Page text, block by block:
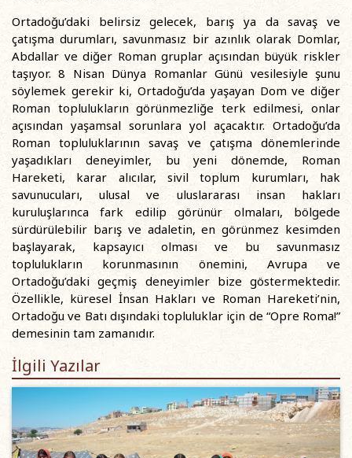
Ortadoğu’daki belirsiz gelecek, barış ya da savaş ve
çatışma durumları, savunmasız bir azınlık olarak Domlar,
Abdallar ve diğer Roman gruplar açısından büyük riskler
taşıyor. 8 Nisan Dünya Romanlar Günü vesilesiyle şunu
söylemek gerekir ki, Ortadoğu’da yaşayan Dom ve diğer
Roman toplulukların görünmezliğe terk edilmesi, onlar
açısından yaşamsal sorunlara yol açacaktır. Ortadoğu’da
Roman topluluklarının savaş ve çatışma dönemlerinde
yaşadıkları deneyimler, bu yeni dönemde, Roman
Hareketi, karar alıcılar, sivil toplum kurumları, hak
savunucuları, ulusal ve uluslararası insan hakları
kuruluşlarınca fark edilip görünür olmaları, bölgede
sürdürülebilir barış ve adaletin, en görünmez kesimden
başlayarak, kapsayıcı olması ve bu savunmasız
toplulukların korunmasının önemini, Avrupa ve
Ortadoğu’daki geçmiş deneyimler bize göstermektedir.
Özellikle, küresel İnsan Hakları ve Roman Hareketi’nin,
Ortadoğu ve Batı dışındaki topluluklar için de “Opre Roma!”
demesinin tam zamanıdır.
İlgili Yazılar